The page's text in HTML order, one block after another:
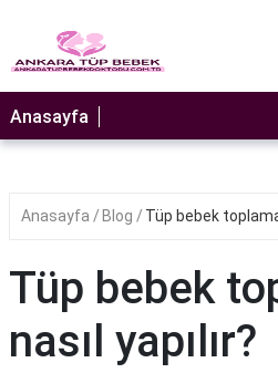
Anasayfa
Anasayfa Blog Tüp bebek toplama
Tüp bebek
nasıl yapılır?